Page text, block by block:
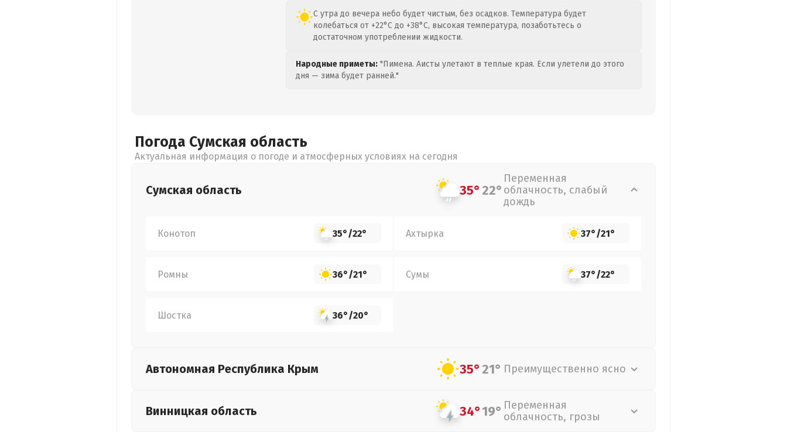
С утра до вечера небо будет чистым, без осадков. Температура будет
колебаться от +22°C до +38°C, высокая температура, позаботьтесь о
достаточном употреблении жидкости.
Народные приметы: "Пимена. Аисты улетают в теплые края. Если улетели до этого
дня — зима будет ранней."
Погода Сумская область
Актуальная информация о погоде и атмосферных условиях на сегодня
Сумская область 35°22°
Переменная
облачность, слабый
дождь
Конотоп 35°/22° Ахтырка 37°/21°
Ромны 36°/21° Сумы 37°/22°
Шостка 36°/20°
Автономная Республика Крым 35°21° Преимущественно ясно
Винницкая область 34°19° Переменная
облачность, грозы